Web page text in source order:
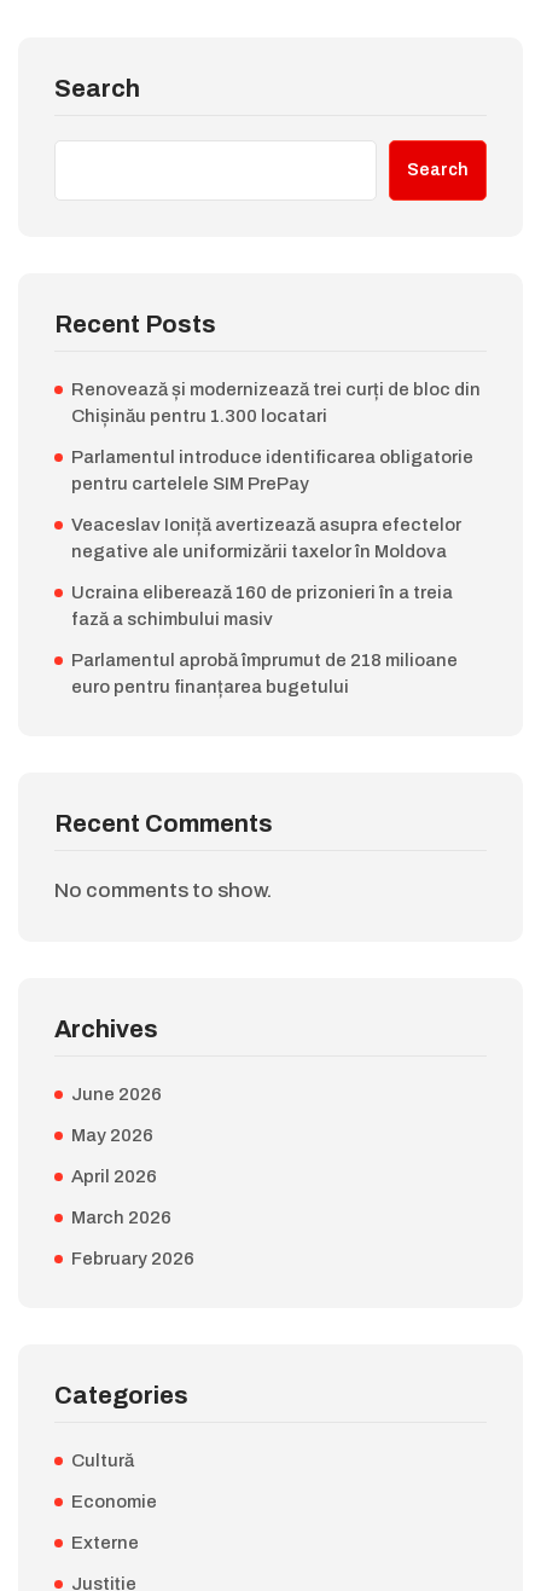
Search
Search
Recent Posts
Renovează și modernizează trei curți de bloc din
Chișinău pentru 1.300 locatari
Parlamentul introduce identificarea obligatorie
pentru cartelele SIM PrePay
Veaceslav Ioniță avertizează asupra efectelor
negative ale uniformizării taxelor în Moldova
Ucraina eliberează 160 de prizonieri în a treia
fază a schimbului masiv
Parlamentul aprobă împrumut de 218 milioane
euro pentru finanțarea bugetului
Recent Comments
No comments to show.
Archives
June 2026
May 2026
April 2026
March 2026
February 2026
Categories
Cultură
Economie
Externe
Justiție